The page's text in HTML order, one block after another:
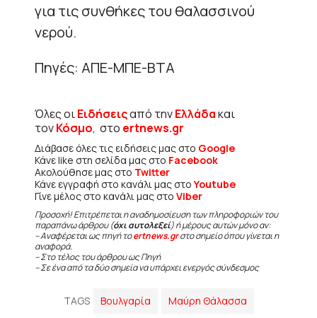
για τις συνθήκες του θαλασσινού
νερού.
Πηγές: ΑΠΕ-ΜΠΕ-ΒΤΑ
Όλες οιΕιδήσειςαπό τηνΕλλάδακαι
τονΚόσμο, στο ertnews.gr
Διάβασε όλες τις ειδήσεις μας στο Google
Κάνε like στη σελίδα μας στο Facebook
Ακολούθησε μας στο Twitter
Κάνε εγγραφή στο κανάλι μας στοYoutube
Γίνε μέλος στο κανάλι μας στο Viber
Προσοχή! Επιτρέπεται η αναδημοσίευση των πληροφοριών του
παραπάνω άρθρου (όχι αυτολεξεί) ή μέρους αυτών μόνο αν:
– Αναφέρεται ως πηγή τοertnews.grστο σημείο όπου γίνεται η
αναφορά.
– Στο τέλος του άρθρου ως Πηγή
– Σε ένα από τα δύο σημεία να υπάρχει ενεργός σύνδεσμος
TAGS Βουλγαρία Μαύρη Θάλασσα